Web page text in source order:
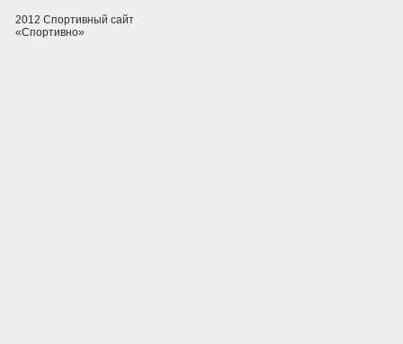
2012 Спортивный сайт
«Спортивно»